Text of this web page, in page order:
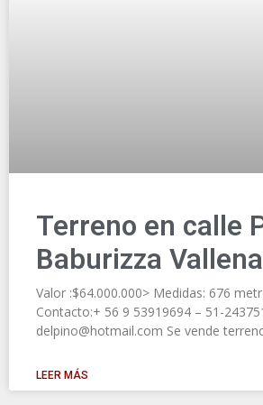
Terreno en calle
Baburizza
Valor :$64.000.000> Medidas: 676
Contacto:+ 56 9 53919694 – 51-
delpino@hotmail.com Se vende
LEER MÁS